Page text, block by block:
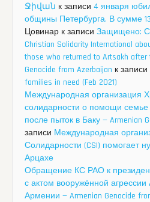
Ջիվան к записи 4 января
общины Петербурга. В сумме
Цовинар к записи Защищено:
Christian Solidarity International
those who returned to Artsakh after
Genocide from Azerbaijan к записи
families in need (Feb 2021)
Международная организация
солидарности о помощи семье
после пыток в Баку — Armenian
записи Международная
Солидарности (CSI) помогает
Арцахе
Обращение КС РАО к
с актом вооружённой
Армении — Armenian Genocide